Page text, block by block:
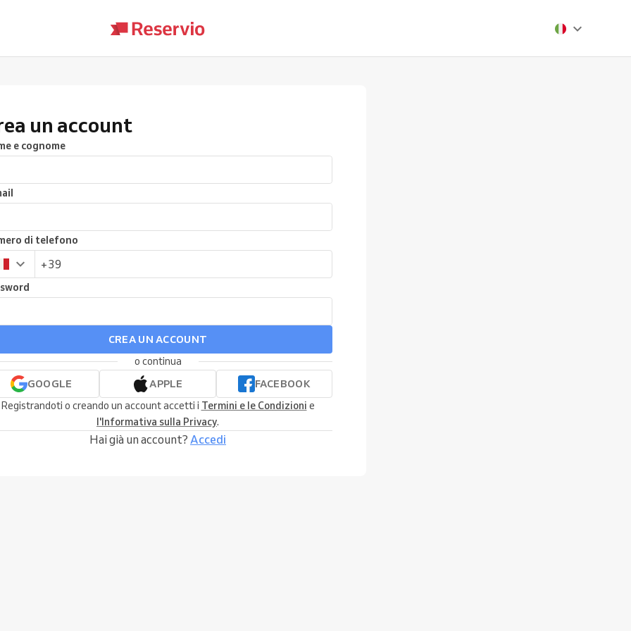
un account
e cognome
di telefono
CREA UN ACCOUNT
o continua
GOOGLE
APPLE
FACEBOOK
Registrandoti o creando un account accetti i Termini e le Condizioni e
l'Informativa sulla Privacy.
Hai già un account? Accedi